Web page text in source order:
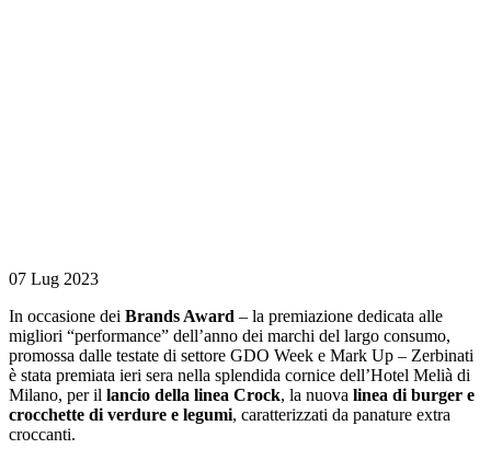
07 Lug 2023
In occasione dei Brands Award – la premiazione dedicata alle
migliori “performance” dell’anno dei marchi del largo consumo,
promossa dalle testate di settore GDO Week e Mark Up – Zerbinati
è stata premiata ieri sera nella splendida cornice dell’Hotel Melià di
Milano, per il lancio della linea Crock, la nuova linea di burger e
crocchette di verdure e legumi, caratterizzati da panature extra
croccanti.